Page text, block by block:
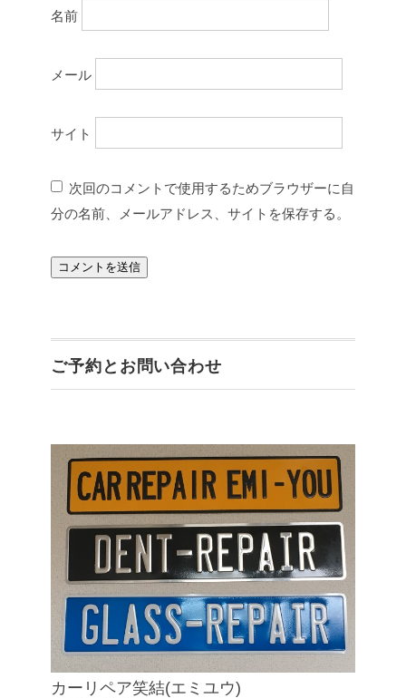
名前
メール
サイト
次回のコメントで使用するためブラウザーに自
分の名前、メールアドレス、サイトを保存する。
ご予約とお問い合わせ
カーリペア笑結(エミユウ)